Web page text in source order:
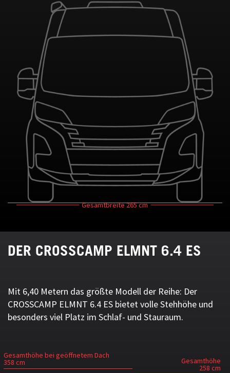
Gesamtbreite265 cm
DER CROSSCAMP ELMNT 6.4 ES
Mit 6,40 Metern das größte Modell der Reihe: Der
CROSSCAMP ELMNT 6.4 ES bietet volle Stehhöhe und
besonders viel Platz im Schlaf- und Stauraum.
Gesamthöhe bei geöffnetem Dach
358 cm Gesamthöhe
258 cm